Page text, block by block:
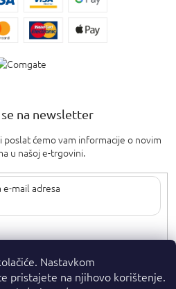
Nastavkom
pristajete na njihovo korištenje.
na newsletter
poslat ćemo vam informacije o novim
u našoj e-trgovini.
pristajete nauvjete privatnosti.